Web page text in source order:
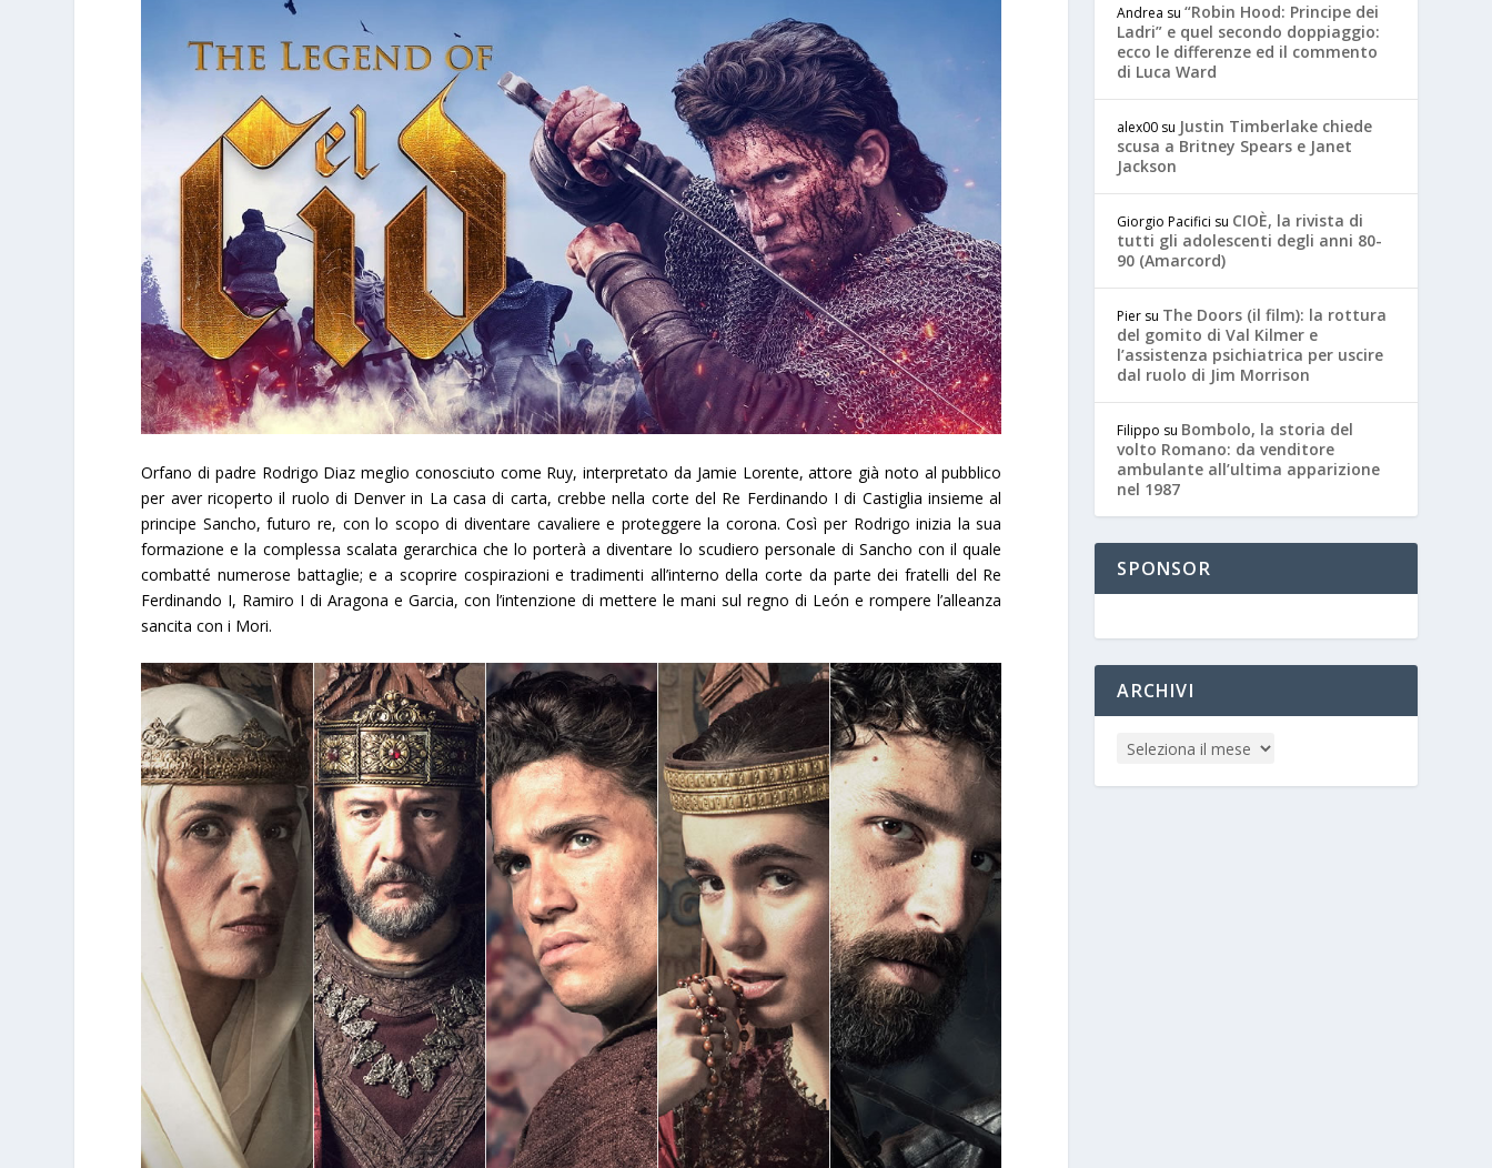
Orfano di padre Rodrigo Diazmeglio conosciuto come Ruy,interpretato da Jamie Lorente, attore già noto al pubblico
per aver ricoperto il ruolo di Denver in La casa di carta, crebbe nella corte del Re Ferdinando I di Castiglia insieme al
principe Sancho, futuro re, con lo scopo di diventare cavaliere e proteggere la corona. Così per Rodrigo inizia la sua
formazione e la complessa scalata gerarchica che lo porterà a diventare lo scudiero personale di Sancho con il quale
combatté numerose battaglie; e a scoprire cospirazioni e tradimenti all’interno della corte da parte dei fratelli del Re
Ferdinando I, Ramiro I di Aragona e Garcia, con l’intenzione di mettere le mani sul regno di León e rompere l’alleanza
sancita con i Mori.
Andrea su“Robin Hood: Principe dei
Ladri” e quel secondo doppiaggio:
ecco le differenze ed il commento
di Luca Ward
alex00 su Justin Timberlake chiede
scusa a Britney Spears e Janet
Jackson
Giorgio Pacifici su CIOÈ, la rivista di
tutti gli adolescenti degli anni 80-
90 (Amarcord)
Pier su The Doors (il film): la rottura
del gomito di Val Kilmer e
l’assistenza psichiatrica per uscire
dal ruolo di Jim Morrison
Filippo su Bombolo, la storia del
volto Romano: da venditore
ambulante all’ultima apparizione
nel 1987
SPONSOR
ARCHIVI